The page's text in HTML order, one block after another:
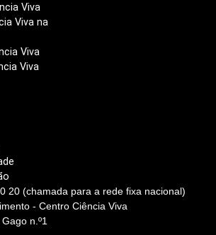
Viva
Viva na
Viva
Viva
20 (chamada para a rede fixa nacional)
- Centro Ciência Viva
n.º1